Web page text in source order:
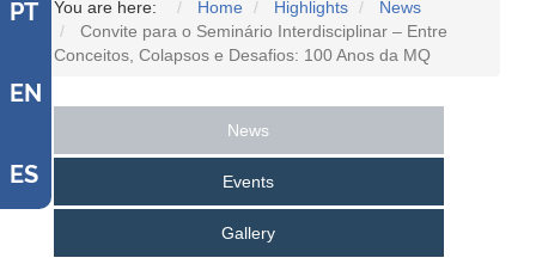
PT
EN
ES
You are here: Home Highlights
News
Convite para o Seminário Interdisciplinar – Entre
Conceitos, Colapsos e Desafios: 100 Anos da MQ
News
Events
Gallery